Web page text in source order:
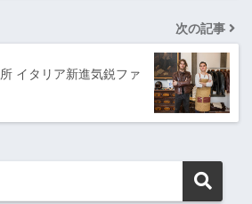
次の記事
イタリア新進気鋭ファ